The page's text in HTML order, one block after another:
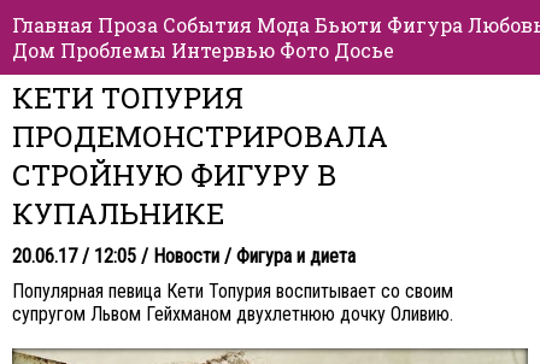
Главная Проза События Мода Бьюти Фигура
Дом Проблемы Интервью Фото Досье
КЕТИ ТОПУРИЯ
ПРОДЕМОНСТРИРОВАЛА
СТРОЙНУЮ ФИГУРУ В
КУПАЛЬНИКЕ
20.06.17 / 12:05 / Новости / Фигура и диета
Популярная певица Кети Топурия воспитывает со своим
супругом Львом Гейхманом двухлетнюю дочку Оливию.